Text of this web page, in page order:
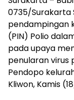
0735/Surakarta
pendampingan
(PIN) Polio
pada upaya
penularan virus
Pendopo
Kliwon, Kamis